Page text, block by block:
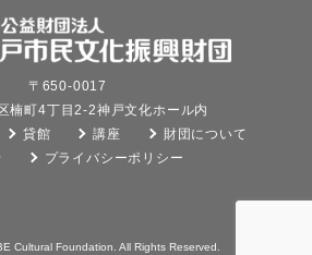
〒650-0017
楠町4丁目2-2神戸文化ホール内
貸館 講座
財団について
プライバシーポリシー
Cultural Foundation. All Rights Reserved.